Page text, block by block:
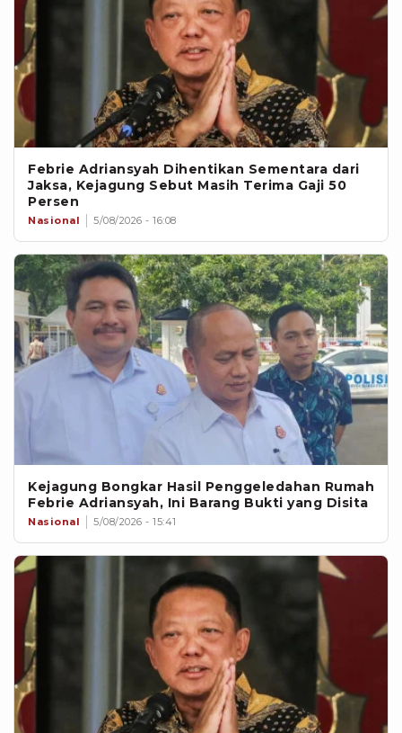
Febrie Adriansyah Dihentikan Sementara dari
Jaksa, Kejagung Sebut Masih Terima Gaji 50
Persen
Nasional 5/08/2026 - 16:08
Kejagung Bongkar Hasil Penggeledahan Rumah
Febrie Adriansyah, Ini Barang Bukti yang Disita
Nasional 5/08/2026 - 15:41